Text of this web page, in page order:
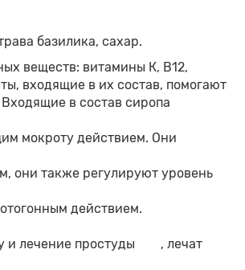
базилика, сахар.
веществ: витамины К, В12,
входящие в их состав, помогают
в состав сиропа
мокроту действием. Они
они также регулируют уровень
действием.
и лечение простуды
, лечат